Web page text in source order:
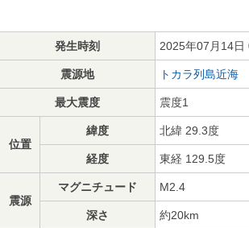
発生時刻 2025年07月14日
震源地 トカラ列島近海
最大震度 震度1
位置
緯度 北緯 29.3度
経度 東経 129.5度
震源
マグニチュード M2.4
深さ 約20km